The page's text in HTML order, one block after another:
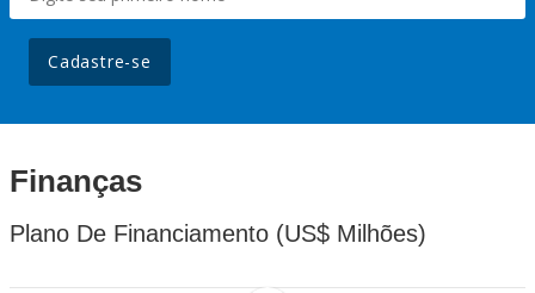
Cadastre-se
Finanças
Plano De Financiamento (US$ Milhões)